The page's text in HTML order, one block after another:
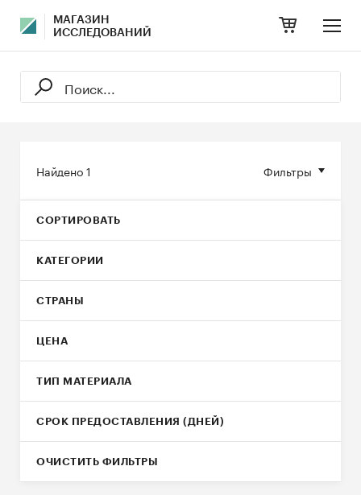
МАГАЗИН
ИССЛЕДОВАНИЙ
Фильтры
Найдено1
СОРТИРОВАТЬ
КАТЕГОРИИ
СТРАНЫ
ЦЕНА
ТИП МАТЕРИАЛА
СРОК ПРЕДОСТАВЛЕНИЯ (ДНЕЙ)
ОЧИСТИТЬ ФИЛЬТРЫ